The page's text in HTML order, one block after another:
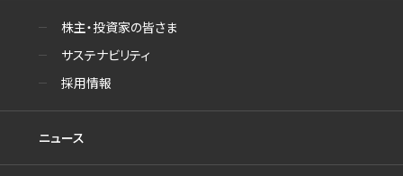
株主・投資家の皆さま
サステナビリティ
採用情報
ニュース